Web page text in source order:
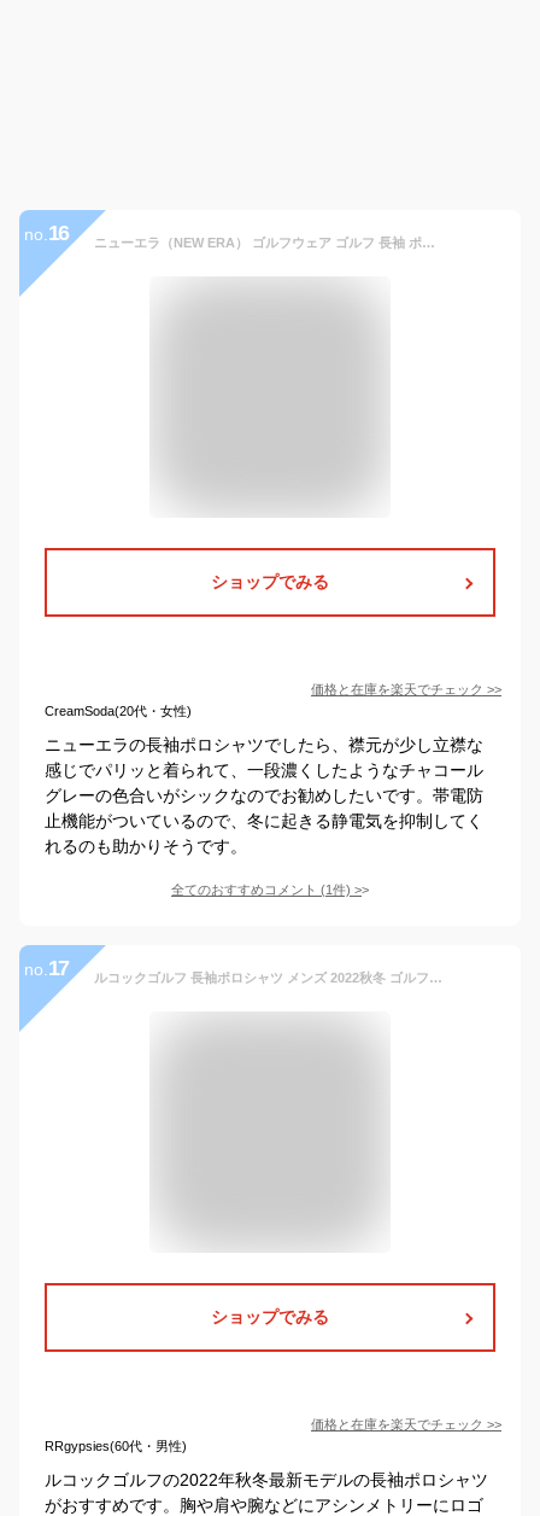
no. 16 ニューエラ（NEW ERA） ゴルフウェア ゴルフ 長袖 ポロシャツ 鹿の子 18 12855417 グレー （メンズ）
ショップでみる
価格と在庫を楽天でチェック >>
CreamSoda(20代・女性)
ニューエラの長袖ポロシャツでしたら、襟元が少し立襟な
感じでパリッと着られて、一段濃くしたようなチャコール
グレーの色合いがシックなのでお勧めしたいです。帯電防
止機能がついているので、冬に起きる静電気を抑制してく
れるのも助かりそうです。
全てのおすすめコメント (1件) >
no. 17 ルコックゴルフ 長袖ポロシャツ メンズ 2022秋冬 ゴルフウェア QGMUJB05
ショップでみる
価格と在庫を楽天でチェック >>
RRgypsies(60代・男性)
ルコックゴルフの2022年秋冬最新モデルの長袖ポロシャツ
がおすすめです。胸や肩や腕などにアシンメトリーにロゴ